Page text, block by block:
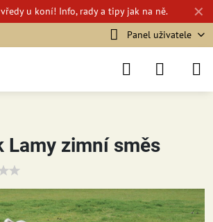
✕
u koní! Info, rady a tipy jak na ně.
Panel uživatele
Lamy zimní směs